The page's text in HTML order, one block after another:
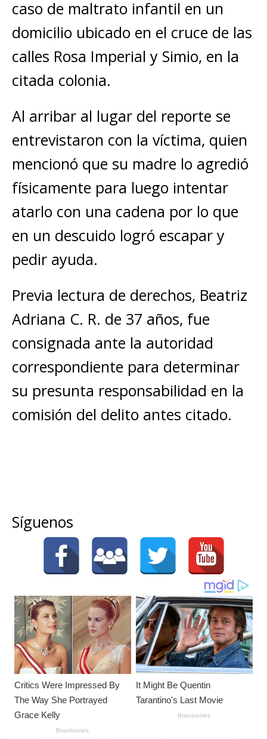
caso de maltrato infantil en un
domicilio ubicado en el cruce de las
calles Rosa Imperial y Simio, en la
citada colonia.
Al arribar al lugar del reporte se
entrevistaron con la víctima, quien
mencionó que su madre lo agredió
físicamente para luego intentar
atarlo con una cadena por lo que
en un descuido logró escapar y
pedir ayuda.
Previa lectura de derechos, Beatriz
Adriana C. R. de 37 años, fue
consignada ante la autoridad
correspondiente para determinar
su presunta responsabilidad en la
comisión del delito antes citado.
Síguenos